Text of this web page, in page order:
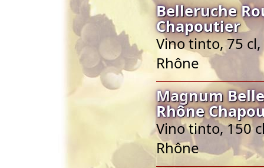
Belleruche
Chapoutier
Vino tinto, 75 cl,
Rhône
Magnum
Rhône
Vino tinto, 150
Rhône